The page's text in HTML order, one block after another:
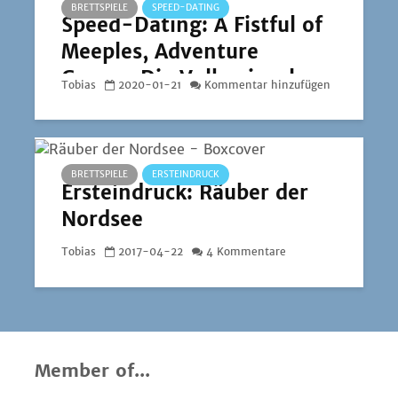
BRETTSPIELE SPEED-DATING
Speed-Dating: A Fistful of
Meeples, Adventure
Games: Die Vulkaninsel
Europa-Erweiterung
Tobias 2020-01-21 Kommentar hinzufügen
BRETTSPIELE ERSTEINDRUCK
Ersteindruck: Räuber der
Nordsee
Tobias 2017-04-22 4 Kommentare
Member of...